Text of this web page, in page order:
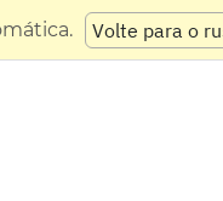
Volte para o